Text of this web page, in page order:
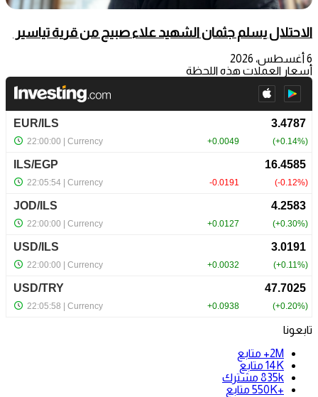
الاحتلال يسلم جثمان الشهيد علاء صبيح من قرية تياسير
6 أغسطس، 2026
أسعار العملات هذه اللحظة
تابعونا
2M+
متابع
14K متابع
835k مشترك
+550K
متابع